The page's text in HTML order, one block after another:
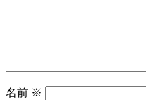
名前 ※